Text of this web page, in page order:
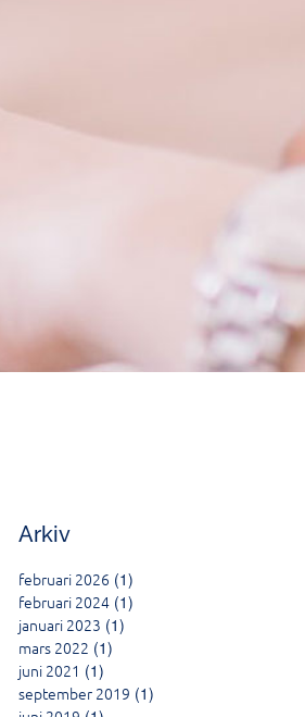
Arkiv
februari 2026 (1)
februari 2024 (1)
januari 2023 (1)
mars 2022 (1)
juni 2021 (1)
september 2019 (1)